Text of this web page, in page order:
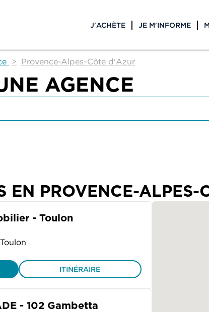
J'ACHÈTE JE M'INFORME
Provence-Alpes-Côte d'Azur
AGENCE
EN PROVENCE-ALPES-
- Toulon
ITINÉRAIRE
- 102 Gambetta